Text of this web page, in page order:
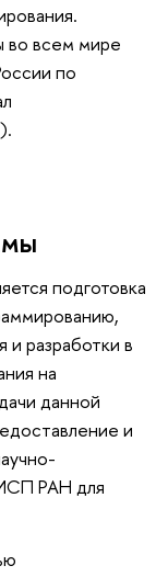
во всем мире
по
подготовка
разработки в
на
данной
и
РАН для